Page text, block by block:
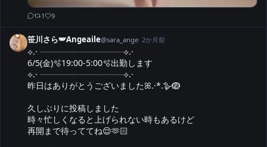
1 9
笹川さら🪽Angeaile@sara_ange· 2か月前
⟡.· ┈┈┈┈┈┈┈┈┈┈⟡.·
6/5(金)🫧19:00-5:00🫧出勤します
⟡.· ┈┈┈┈┈┈┈┈┈┈⟡.·
昨日はありがとうございましたꕤ.·*.🪿🪺
久しぶりに投稿しました
時々忙しくなると上げられない時もあるけど
再開まで待っててね😌🫶🏻